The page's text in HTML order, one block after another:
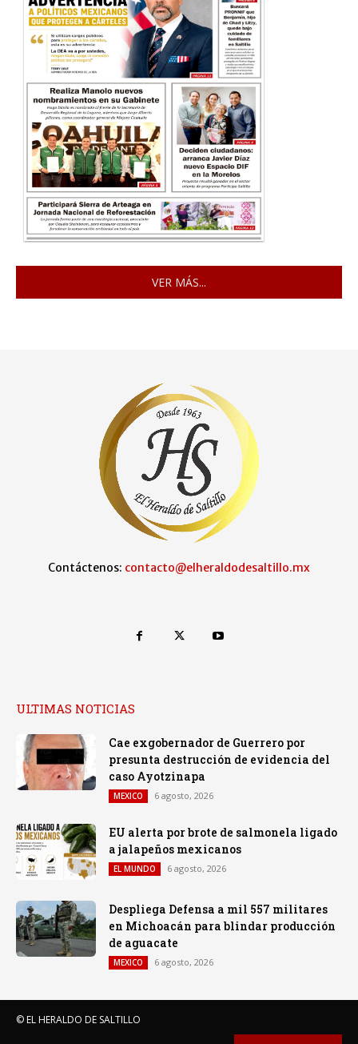
VER MÁS...
Contáctenos: contacto@elheraldodesaltillo.mx
ULTIMAS NOTICIAS
Cae exgobernador de Guerrero por
presunta destrucción de evidencia del
caso Ayotzinapa
MEXICO 6 agosto, 2026
EU alerta por brote de salmonela ligado
a jalapeños mexicanos
EL MUNDO 6 agosto, 2026
Despliega Defensa a mil 557 militares
en Michoacán para blindar producción
de aguacate
MEXICO 6 agosto, 2026
© EL HERALDO DE SALTILLO